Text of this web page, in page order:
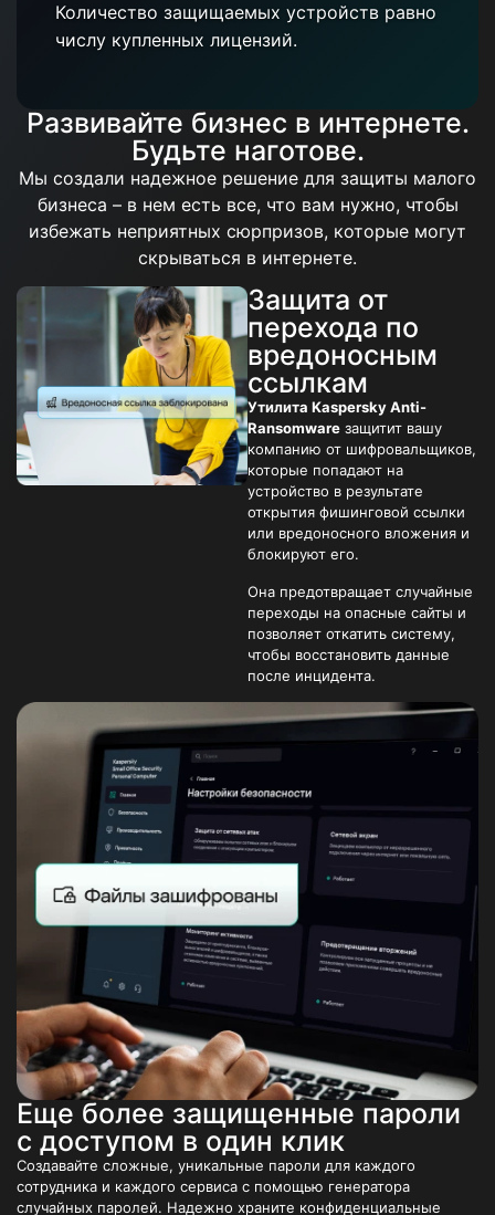
Количество защищаемых устройств равно
числу купленных лицензий.
Развивайте бизнес в интернете.
Будьте наготове.
Мы создали надежное решение для защиты малого
бизнеса – в нем есть все, что вам нужно, чтобы
избежать неприятных сюрпризов, которые могут
скрываться в интернете.
Защита от
перехода по
вредоносным
ссылкам
Утилита Kaspersky Anti-
Ransomware защитит вашу
компанию от шифровальщиков,
которые попадают на
устройство в результате
открытия фишинговой ссылки
или вредоносного вложения и
блокируют его.
Она предотвращает случайные
переходы на опасные сайты и
позволяет откатить систему,
чтобы восстановить данные
после инцидента.
Еще более защищенные пароли
с доступом в один клик
Создавайте сложные, уникальные пароли для каждого
сотрудника и каждого сервиса с помощью генератора
случайных паролей. Надежно храните конфиденциальные